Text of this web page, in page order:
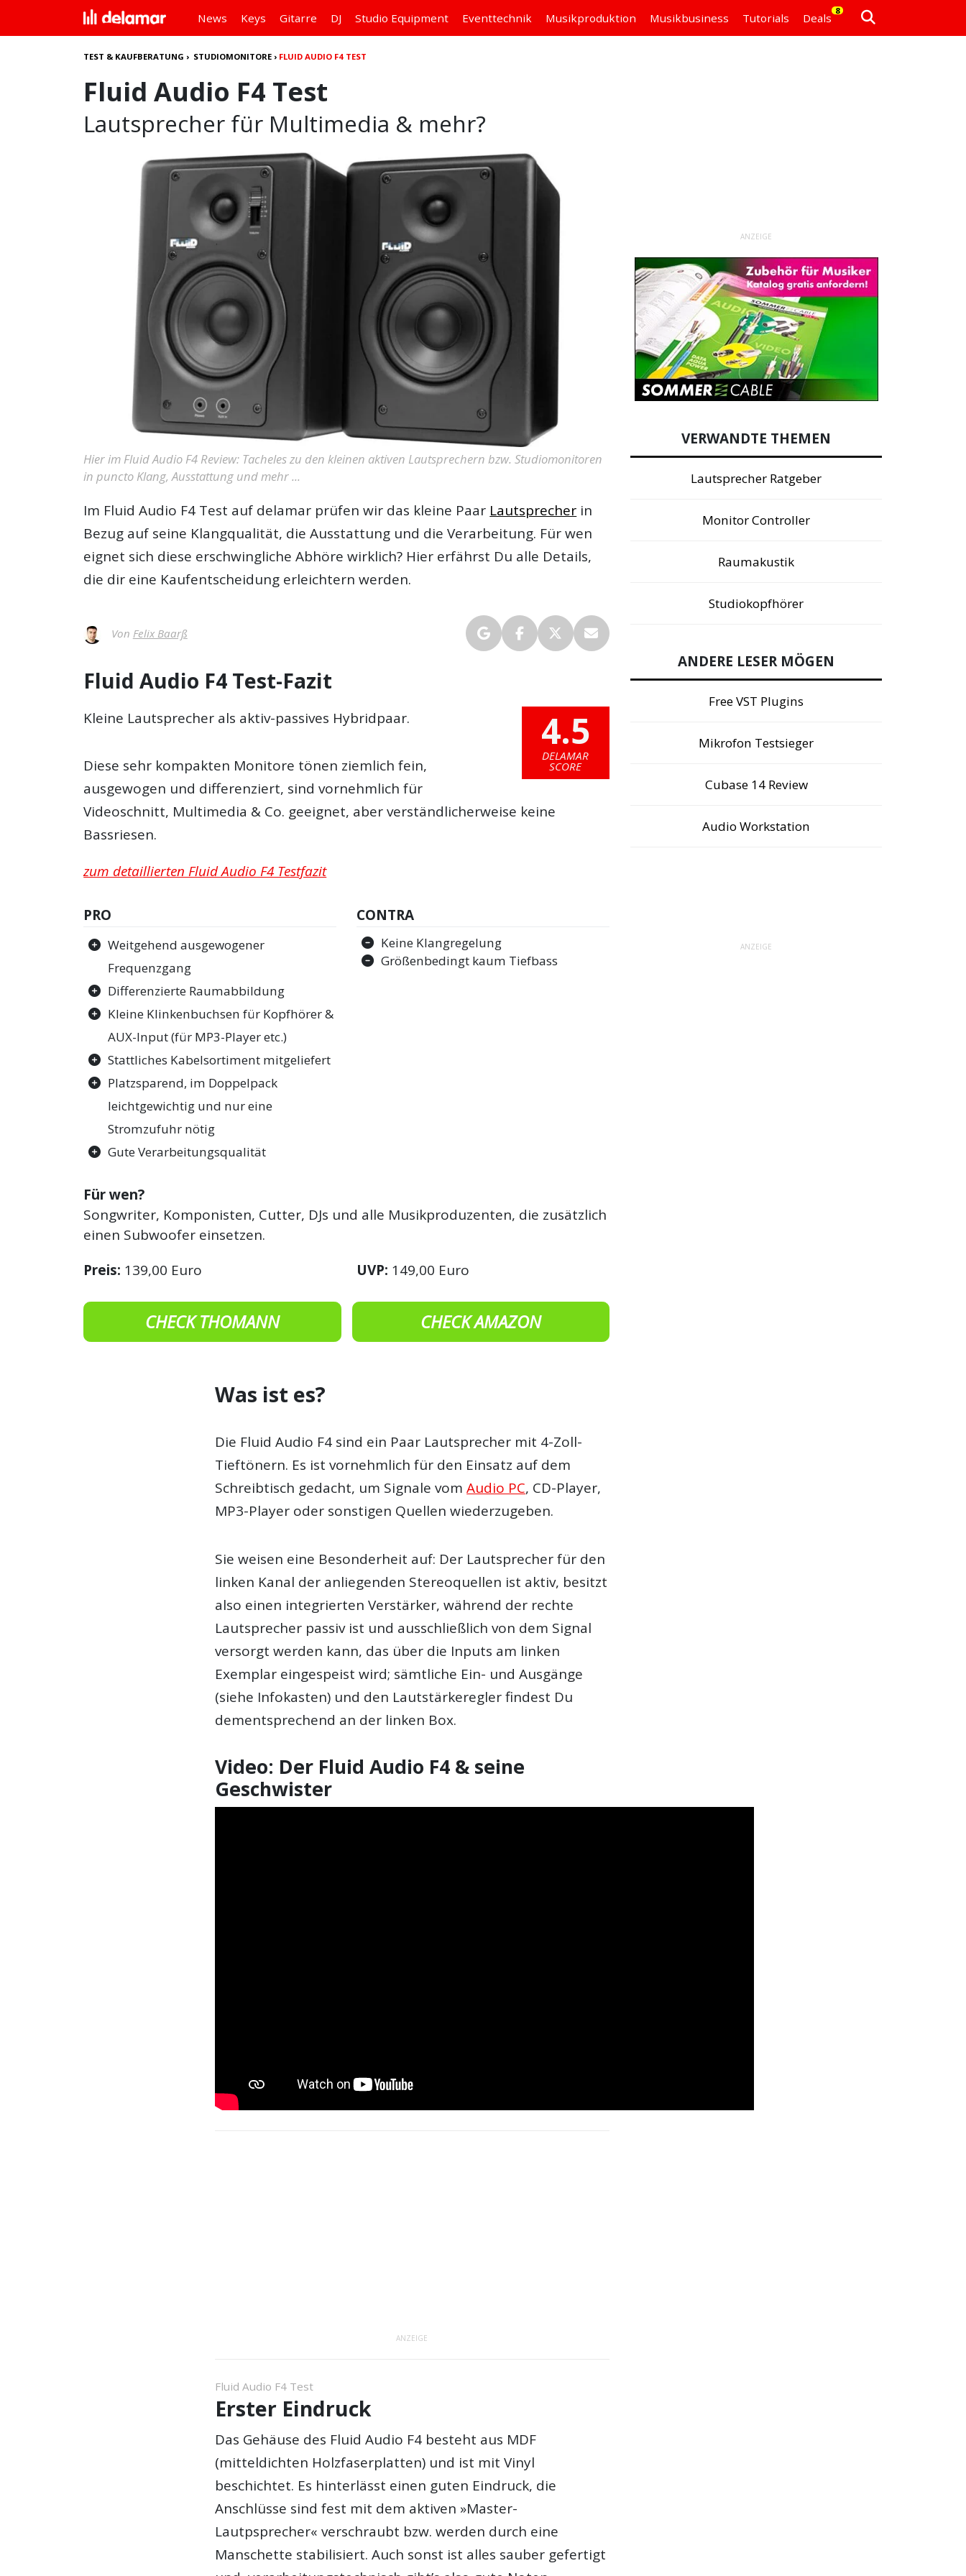
News Keys Gitarre DJ Studio Equipment Eventtechnik Musikproduktion Musikbusiness Tutorials Deals
8
TEST & KAUFBERATUNG › STUDIOMONITORE › FLUID AUDIO F4 TEST
Fluid Audio F4 Test
Lautsprecher für Multimedia & mehr?
Hier im Fluid Audio F4 Review: Tacheles zu den kleinen aktiven Lautsprechern bzw. Studiomonitoren
in puncto Klang, Ausstattung und mehr ...
Im Fluid Audio F4 Test auf delamar prüfen wir das kleine Paar Lautsprecher in
Bezug auf seine Klangqualität, die Ausstattung und die Verarbeitung. Für wen
eignet sich diese erschwingliche Abhöre wirklich? Hier erfährst Du alle Details,
die dir eine Kaufentscheidung erleichtern werden.
Von Felix Baarß
Fluid Audio F4 Test-Fazit
4.5
DELAMAR
SCORE
Kleine Lautsprecher als aktiv-passives Hybridpaar.
Diese sehr kompakten Monitore tönen ziemlich fein,
ausgewogen und differenziert, sind vornehmlich für
Videoschnitt, Multimedia & Co. geeignet, aber verständlicherweise keine
Bassriesen.
zum detaillierten Fluid Audio F4 Testfazit
PRO
Weitgehend ausgewogener
Frequenzgang
Differenzierte Raumabbildung
Kleine Klinkenbuchsen für Kopfhörer &
AUX-Input (für MP3-Player etc.)
Stattliches Kabelsortiment mitgeliefert
Platzsparend, im Doppelpack
leichtgewichtig und nur eine
Stromzufuhr nötig
Gute Verarbeitungsqualität
CONTRA
Keine Klangregelung
Größenbedingt kaum Tiefbass
Für wen?
Songwriter, Komponisten, Cutter, DJs und alle Musikproduzenten, die zusätzlich
einen Subwoofer einsetzen.
Preis: 139,00 Euro UVP: 149,00 Euro
CHECK THOMANN CHECK AMAZON
Was ist es?
Die Fluid Audio F4 sind ein Paar Lautsprecher mit 4-Zoll-
Tieftönern. Es ist vornehmlich für den Einsatz auf dem
Schreibtisch gedacht, um Signale vomAudio PC, CD-Player,
MP3-Player oder sonstigen Quellen wiederzugeben.
Sie weisen eine Besonderheit auf: Der Lautsprecher für den
linken Kanal der anliegenden Stereoquellen ist aktiv, besitzt
also einen integrierten Verstärker, während der rechte
Lautsprecher passiv ist und ausschließlich von dem Signal
versorgt werden kann, das über die Inputs am linken
Exemplar eingespeist wird; sämtliche Ein- und Ausgänge
(siehe Infokasten) und den Lautstärkeregler findest Du
dementsprechend an der linken Box.
Video: Der Fluid Audio F4 & seine
Geschwister
ANZEIGE
Fluid Audio F4 Test
Erster Eindruck
Das Gehäuse des Fluid Audio F4 besteht aus MDF
(mitteldichten Holzfaserplatten) und ist mit Vinyl
beschichtet. Es hinterlässt einen guten Eindruck, die
Anschlüsse sind fest mit dem aktiven »Master-
Lautpsprecher« verschraubt bzw. werden durch eine
Manschette stabilisiert. Auch sonst ist alles sauber gefertigt
ANZEIGE
VERWANDTE THEMEN
Lautsprecher Ratgeber
Monitor Controller
Raumakustik
Studiokopfhörer
ANDERE LESER MÖGEN
Free VST Plugins
Mikrofon Testsieger
Cubase 14 Review
Audio Workstation
ANZEIGE